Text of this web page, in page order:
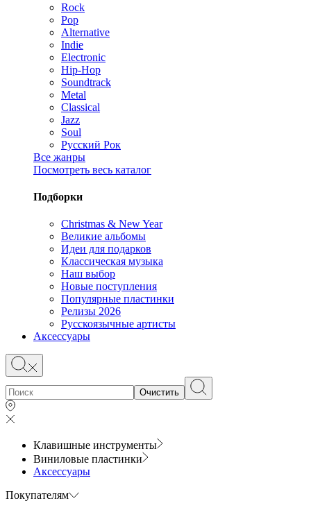
Rock
Pop
Alternative
Indie
Electronic
Hip-Hop
Soundtrack
Metal
Classical
Jazz
Soul
Русский Рок
Все жанры
Посмотреть весь каталог
Подборки
Christmas & New Year
Великие альбомы
Идеи для подарков
Классическая музыка
Наш выбор
Новые поступления
Популярные пластинки
Релизы 2026
Русскоязычные артисты
Аксессуары
Очистить
Клавишные инструменты
Виниловые пластинки
Аксессуары
Покупателям